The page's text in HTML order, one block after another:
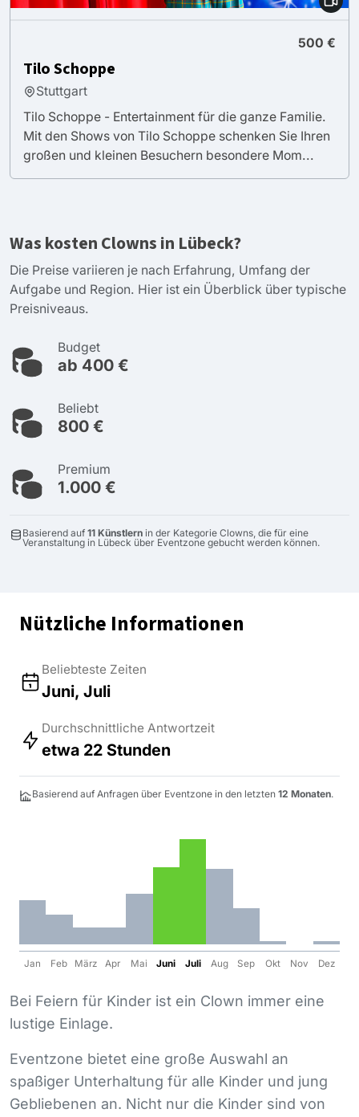
500 €
Tilo Schoppe
Stuttgart
Tilo Schoppe - Entertainment für die ganze Familie.
Mit den Shows von Tilo Schoppe schenken Sie Ihren
großen und kleinen Besuchern besondere Mom...
Was kosten Clowns in Lübeck?
Die Preise variieren je nach Erfahrung, Umfang der
Aufgabe und Region. Hier ist ein Überblick über typische
Preisniveaus.
Budget
ab 400 €
Beliebt
800 €
Premium
1.000 €
Basierend auf 11 Künstlern in der Kategorie Clowns, die für eine
Veranstaltung in Lübeck über Eventzone gebucht werden können.
Nützliche Informationen
Beliebteste Zeiten
Juni, Juli
Durchschnittliche Antwortzeit
etwa 22 Stunden
Basierend auf Anfragen über Eventzone in den letzten 12 Monaten.
Jan Feb März Apr Mai Juni Juli Aug Sep Okt Nov Dez
Bei Feiern für Kinder ist ein Clown immer eine
lustige Einlage.
Eventzone bietet eine große Auswahl an
spaßiger Unterhaltung für alle Kinder und jung
Gebliebenen an. Nicht nur die Kinder sind von